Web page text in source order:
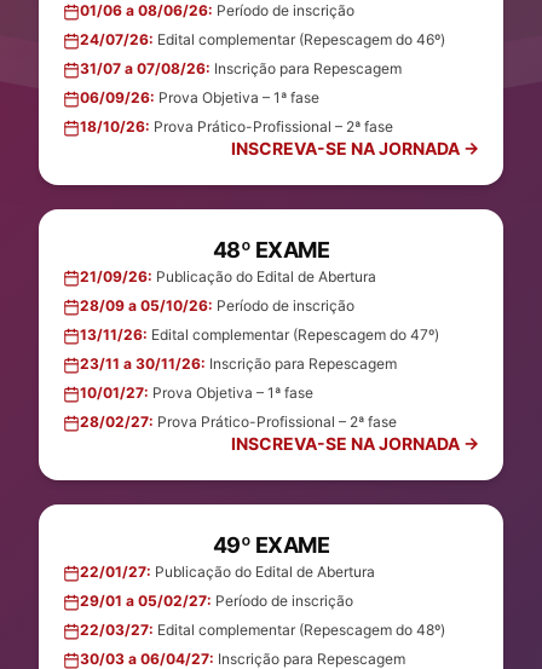
01/06 a 08/06/26: Período de inscrição
24/07/26: Edital complementar (Repescagem do 46º)
31/07 a 07/08/26: Inscrição para Repescagem
06/09/26: Prova Objetiva – 1ª fase
18/10/26: Prova Prático-Profissional – 2ª fase
INSCREVA-SE NA JORNADA →
48º EXAME
21/09/26: Publicação do Edital de Abertura
28/09 a 05/10/26: Período de inscrição
13/11/26: Edital complementar (Repescagem do 47º)
23/11 a 30/11/26: Inscrição para Repescagem
10/01/27: Prova Objetiva – 1ª fase
28/02/27: Prova Prático-Profissional – 2ª fase
INSCREVA-SE NA JORNADA →
49º EXAME
22/01/27: Publicação do Edital de Abertura
29/01 a 05/02/27: Período de inscrição
22/03/27: Edital complementar (Repescagem do 48º)
30/03 a 06/04/27: Inscrição para Repescagem